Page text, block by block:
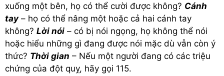
xuống một bên, họ có thể cười được không? Cánh
tay – họ có thể nâng một hoặc cả hai cánh tay
không? Lời nói – có bị nói ngọng, họ không thể nói
hoặc hiểu những gì đang được nói mặc dù vẫn còn ý
thức? Thời gian – Nếu một người đang có các triệu
chứng của đột quỵ, hãy gọi 115.